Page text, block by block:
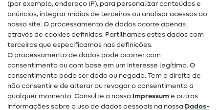
Guias de costura
Ajuda e contacto
Contacto
Mudança de proprietário
Perguntas frequentes (FAQ)
Direito de cancelamento
(por exemplo, endereço IP), para personalizar conteúdos e
anúncios, integrar mídias de terceiros ou analisar acessos ao
nosso site. O processamento de dados ocorre apenas
através de cookies definidos. Partilhamos estes dados com
terceiros que especificamos nas definições.
O processamento de dados pode ocorrer com
consentimento ou com base em um interesse legítimo. O
consentimento pode ser dado ou negado. Tem o direito de
não consentir e de alterar ou revogar o consentimento a
qualquer momento. Consulte a nossa Impressum e outras
informações sobre o uso de dados pessoais na nossa Dados­